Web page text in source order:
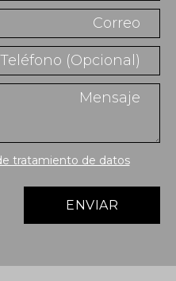
tratamiento de datos